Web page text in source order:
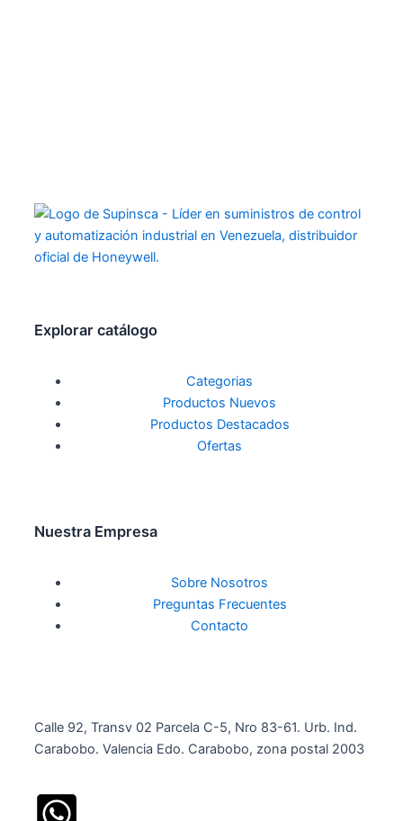
Explorar catálogo
Categorias
Productos Nuevos
Productos Destacados
Ofertas
Nuestra Empresa
Sobre Nosotros
Preguntas Frecuentes
Contacto
Calle 92, Transv 02 Parcela C-5, Nro 83-61. Urb. Ind.
Carabobo. Valencia Edo. Carabobo, zona postal 2003